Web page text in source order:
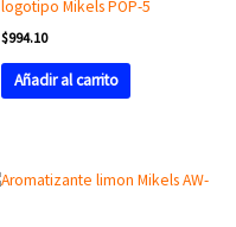
logotipo Mikels POP-5
$994.10
Añadir al carrito